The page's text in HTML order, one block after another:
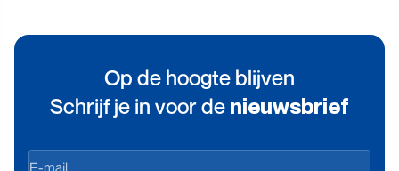
Op de hoogte blijven
Schrijf je in voor de nieuwsbrief
Op